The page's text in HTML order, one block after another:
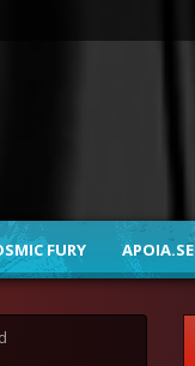
FURY APOIA.SE